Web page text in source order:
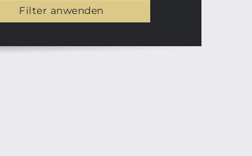
Filter anwenden